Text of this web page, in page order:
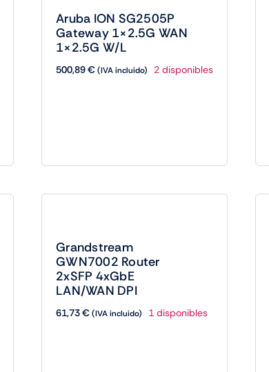
Aruba ION SG2505P
Gateway 1×2.5G WAN
1×2.5G W/L
500,89€(IVA incluido) 2 disponibles
Grandstream
GWN7002 Router
2xSFP 4xGbE
LAN/WAN DPI
61,73€(IVA incluido) 1 disponibles